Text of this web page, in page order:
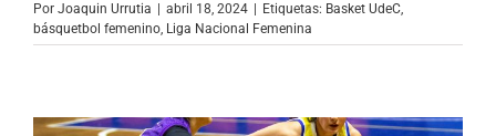
Por Joaquin Urrutia abril 18, 2024 Etiquetas: Basket UdeC,
básquetbol femenino, Liga Nacional Femenina